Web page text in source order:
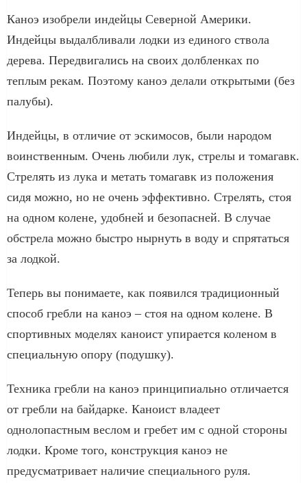
Каноэ изобрели индейцы Северной Америки.
Индейцы выдалбливали лодки из единого ствола
дерева. Передвигались на своих долбленках по
теплым рекам. Поэтому каноэ делали открытыми (без
палубы).
Индейцы, в отличие от эскимосов, были народом
воинственным. Очень любили лук, стрелы и томагавк.
Стрелять из лука и метать томагавк из положения
сидя можно, но не очень эффективно. Стрелять, стоя
на одном колене, удобней и безопасней. В случае
обстрела можно быстро нырнуть в воду и спрятаться
за лодкой.
Теперь вы понимаете, как появился традиционный
способ гребли на каноэ – стоя на одном колене. В
спортивных моделях каноист упирается коленом в
специальную опору (подушку).
Техника гребли на каноэ принципиально отличается
от гребли на байдарке. Каноист владеет
однолопастным веслом и гребет им с одной стороны
лодки. Кроме того, конструкция каноэ не
предусматривает наличие специального руля.